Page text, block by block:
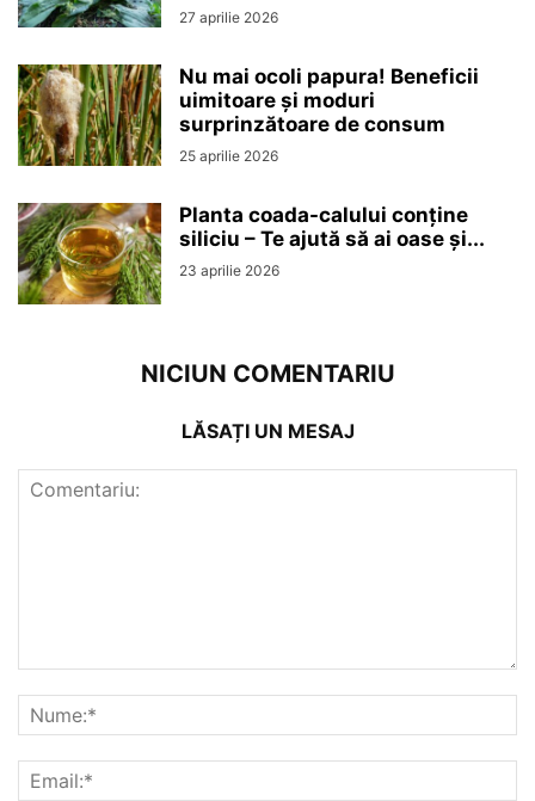
27 aprilie 2026
Nu mai ocoli papura! Beneficii
uimitoare și moduri
surprinzătoare de consum
25 aprilie 2026
Planta coada-calului conține
siliciu – Te ajută să ai oase și...
23 aprilie 2026
NICIUN COMENTARIU
LĂSAȚI UN MESAJ